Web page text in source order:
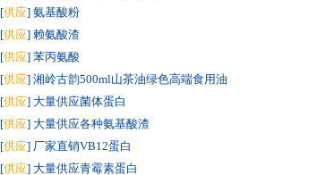
[供应] 氨基酸粉
[供应] 赖氨酸渣
[供应] 苯丙氨酸
[供应] 湘岭古韵500ml山茶油绿色高端食用油
[供应] 大量供应菌体蛋白
[供应] 大量供应各种氨基酸渣
[供应] 厂家直销VB12蛋白
[供应] 大量供应青霉素蛋白